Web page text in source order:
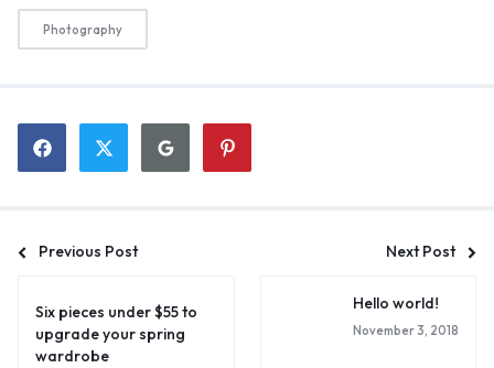
Photography
Previous Post Next Post
Six pieces under $55 to
upgrade your spring
wardrobe
Hello world!
November 3, 2018